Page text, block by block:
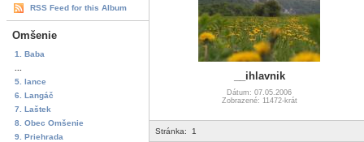
RSS Feed for this Album
Omšenie
1. Baba
5. lance
6. Langáč
7. Laštek
8. Obec Omšenie
9. Priehrada
__ihlavnik
Dátum: 07.05.2006
Zobrazené: 11472-krát
Stránka: 1